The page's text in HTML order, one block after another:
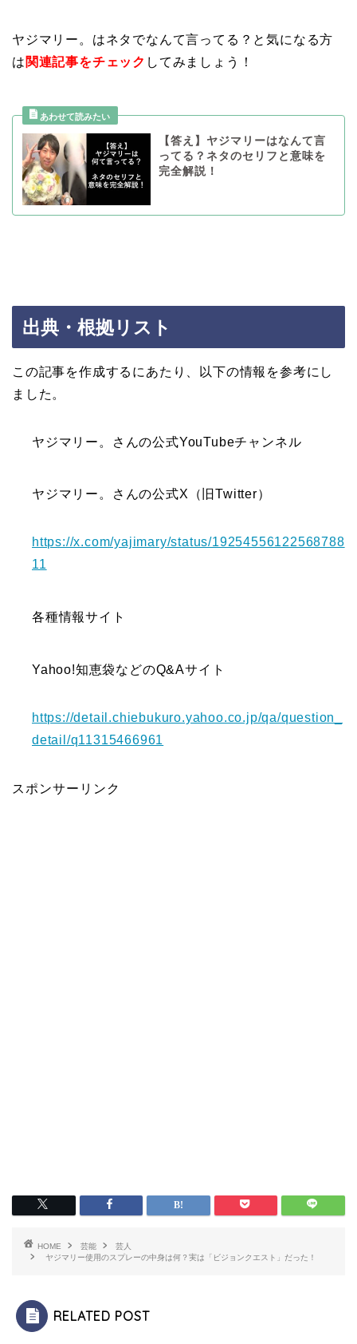
ヤジマリー。はネタでなんて言ってる？と気になる方
は 関連記事をチェック してみましょう！
【答え】ヤジマリーはなんて言
ってる？ネタのセリフと意味を
完全解説！
出典・根拠リスト
この記事を作成するにあたり、以下の情報を参考にし
ました。
ヤジマリー。さんの公式YouTubeチャンネル
ヤジマリー。さんの公式X（旧Twitter）
https://x.com/yajimary/status/19254556122568788
11
各種情報サイト
Yahoo!知恵袋などのQ&Aサイト
https://detail.chiebukuro.yahoo.co.jp/qa/question_
detail/q11315466961
スポンサーリンク
HOME 芸能
芸人
ヤジマリー使用のスプレーの中身は何？実は「ビジョンクエスト」だった！
RELATED POST